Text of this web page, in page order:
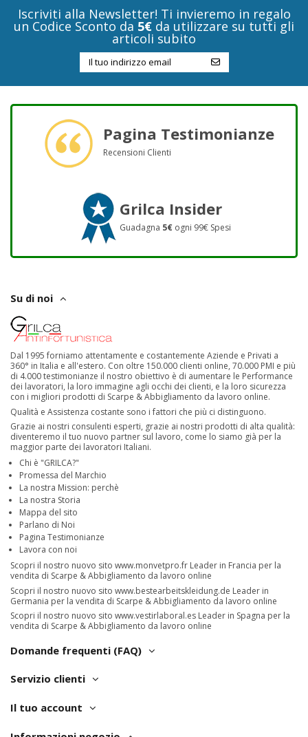
Iscriviti alla Newsletter! Ti invieremo in regalo
un Codice Sconto da 5€ da utilizzare su tutti gli
articoli subito
Pagina Testimonianze
Recensioni Clienti
Grilca Insider
Guadagna 5€ ogni 99€ Spesi
Su di noi
Dal 1995 forniamo attentamente e costantemente Aziende e Privati a
360° in Italia e all'estero. Con oltre 150.000 clienti online, 70.000 PMI e più
di 4.000 testimonianze il nostro obiettivo è di aumentare le Performance
dei lavoratori, la loro immagine agli occhi dei clienti, e la loro sicurezza
con i migliori prodotti di Scarpe & Abbigliamento da lavoro online.
Qualità e Assistenza costante sono i fattori che più ci distinguono.
Grazie ai nostri consulenti esperti, grazie ai nostri prodotti di alta qualità:
diventeremo il tuo nuovo partner sul lavoro, come lo siamo già per la
maggior parte dei lavoratori Italiani.
Chi è "GRILCA?"
Promessa del Marchio
La nostra Mission: perchè
La nostra Storia
Mappa del sito
Parlano di Noi
Pagina Testimonianze
Lavora con noi
Scopri il nostro nuovo sito www.monvetpro.fr Leader in Francia per la
vendita di Scarpe & Abbigliamento da lavoro online
Scopri il nostro nuovo sito www.bestearbeitskleidung.de Leader in
Germania per la vendita di Scarpe & Abbigliamento da lavoro online
Scopri il nostro nuovo sito www.vestirlaboral.es Leader in Spagna per la
vendita di Scarpe & Abbigliamento da lavoro online
Domande frequenti (FAQ)
Servizio clienti
Il tuo account